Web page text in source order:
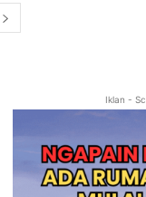
Iklan -